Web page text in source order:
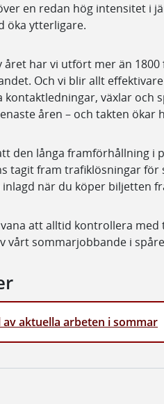
en redan hög intensitet i
öka ytterligare.
året har vi utfört mer än
Och vi blir allt
kontaktledningar, växlar och
åren – och takten ökar
den långa framförhållning i
tagit fram trafiklösningar
inlagd när du köper biljetten
att alltid kontrollera
vårt sommarjobbande i
av aktuella arbeten i sommar